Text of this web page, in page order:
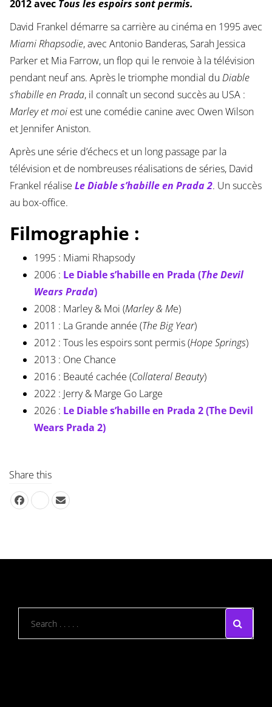
2012 avec Tous les espoirs sont permis.
David Frankel démarre sa carrière au cinéma en 1995 avec
Miami Rhapsodie, avec Antonio Banderas, Sarah Jessica
Parker et Mia Farrow, un flop qui le renvoie à la télévision
pendant neuf ans. Après le triomphe mondial du Diable
s’habille en Prada, il connaît un second succès au USA :
Marley et moi est une comédie canine avec Owen Wilson
et Jennifer Aniston.
Après une série d’échecs et un long passage par la
télévision et de nombreuses réalisations de séries, David
Frankel réalise Le Diable s’habille en Prada 2. Un succès
au box-office.
Filmographie :
1995 : Miami Rhapsody
2006 : Le Diable s’habille en Prada (The Devil
Wears Prada)
2008 : Marley & Moi (Marley & Me)
2011 : La Grande année (The Big Year)
2012 : Tous les espoirs sont permis (Hope Springs)
2013 : One Chance
2016 : Beauté cachée (Collateral Beauty)
2022 : Jerry & Marge Go Large
2026 : Le Diable s’habille en Prada 2 (The Devil
Wears Prada 2)
Share this